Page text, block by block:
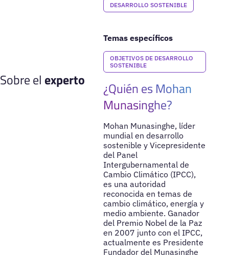
DESARROLLO SOSTENIBLE
Temas específicos
OBJETIVOS DE DESARROLLO
SOSTENIBLE
Sobre el experto
¿Quién es Mohan
Munasinghe?
Mohan Munasinghe, líder
mundial en desarrollo
sostenible y Vicepresidente
del Panel
Intergubernamental de
Cambio Climático (IPCC),
es una autoridad
reconocida en temas de
cambio climático, energía y
medio ambiente. Ganador
del Premio Nobel de la Paz
en 2007 junto con el IPCC,
actualmente es Presidente
Fundador del Munasinghe